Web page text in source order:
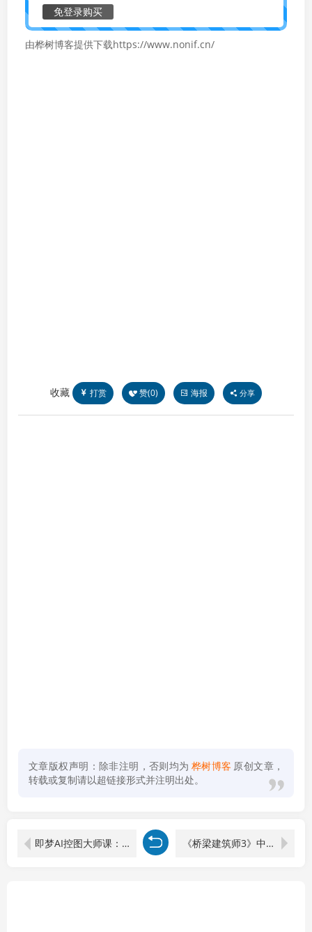
免登录购买
由桦树博客提供下载https://www.nonif.cn/
收藏 打赏 赞(0) 海报 分享
文章版权声明：除非注明，否则均为 桦树博客 原创文章，
转载或复制请以超链接形式并注明出处。
即梦AI控图大师课：主体一致性+边缘轮廓控制+角色姿态，精准把控图像生成 《桥梁建筑师3》中文版